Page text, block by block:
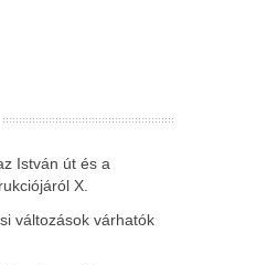
István út és a
X.
változások várhatók